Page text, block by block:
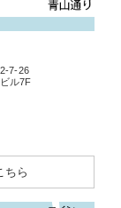
7-26
ル7F
ちら